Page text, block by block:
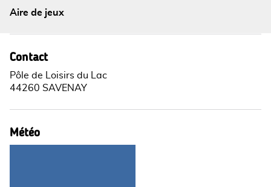
Aire de jeux
Contact
Pôle de Loisirs du Lac
44260 SAVENAY
Météo